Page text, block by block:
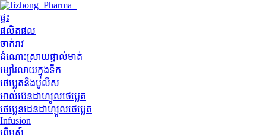
ផ្ទះ
ផលិតផល
ចាក់រាវ
ដំណោះស្រាយផ្ទាល់មាត់
ម្សៅរលាយក្នុងទឹក
ថេប្លេតនិងបូលីស
អាល់ប៊េនដាហ្សូលថេប្លេត
ថេប្លេនដេនដាហ្សូលថេប្លេត
Infusion
ព្រីមស៍